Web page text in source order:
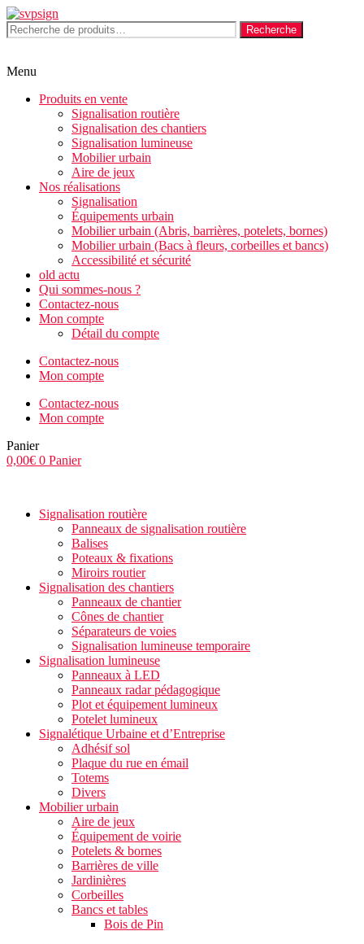
Aller
au
contenu
Recherche
pour :
Recherche
Menu
Produits en vente
Signalisation routière
Signalisation des chantiers
Signalisation lumineuse
Mobilier urbain
Aire de jeux
Nos réalisations
Signalisation
Équipements urbain
Mobilier urbain (Abris, barrières, potelets, bornes)
Mobilier urbain (Bacs à fleurs, corbeilles et bancs)
Accessibilité et sécurité
old actu
Qui sommes-nous ?
Contactez-nous
Mon compte
Détail du compte
Contactez-nous
Mon compte
Contactez-nous
Mon compte
Panier
0,00€ 0 Panier
Signalisation routière
Panneaux de signalisation routière
Balises
Poteaux & fixations
Miroirs routier
Signalisation des chantiers
Panneaux de chantier
Cônes de chantier
Séparateurs de voies
Signalisation lumineuse temporaire
Signalisation lumineuse
Panneaux à LED
Panneaux radar pédagogique
Plot et équipement lumineux
Potelet lumineux
Signalétique Urbaine et d’Entreprise
Adhésif sol
Plaque du rue en émail
Totems
Divers
Mobilier urbain
Aire de jeux
Équipement de voirie
Potelets & bornes
Barrières de ville
Jardinières
Corbeilles
Bancs et tables
Bois de Pin